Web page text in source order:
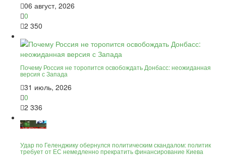
06 август, 2026
0
2 350
Почему Россия не торопится освобождать Донбасс: неожиданная
версия с Запада
31 июль, 2026
0
2 336
Удар по Геленджику обернулся политическим скандалом: политик
требует от ЕС немедленно прекратить финансирование Киева